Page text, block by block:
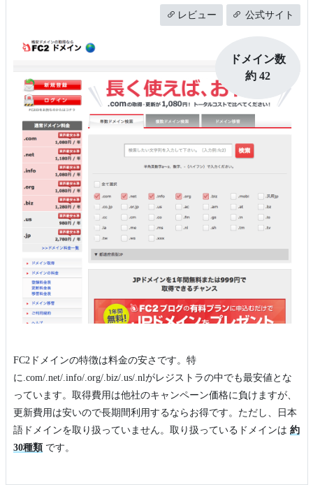
レビュー 公式サイト
ドメイン数
約 42
FC2ドメインの特徴は料金の安さです。特
に.com/.net/.info/.org/.biz/.us/.nlがレジストラの中でも最安値とな
っています。取得費用は他社のキャンペーン価格に負けますが、
更新費用は安いので長期間利用するならお得です。ただし、日本
語ドメインを取り扱っていません。取り扱っているドメインは 約
30種類です。